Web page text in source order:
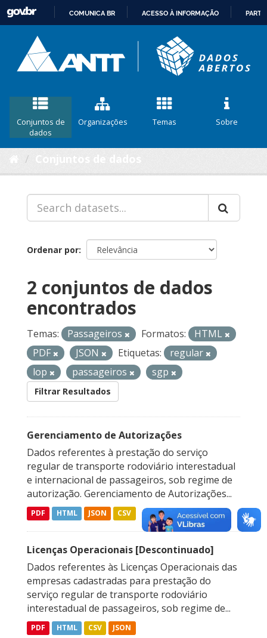
CONTEÚDO
COMUNICA BR ACESSO À INFORMAÇÃO
Conjuntos de
dados
Organizações Temas Sobre
Ordenar por
2 conjuntos de dados
encontrados
Temas: Passageiros Formatos:
HTML
PDF
JSON Etiquetas:
regular
lop
passageiros sgp
Filtrar Resultados
Gerenciamento de Autorizações
Dados referentes à prestação do serviço
regular de transporte rodoviário interestadual
e internacional de passageiros, sob regime de
autorização. Gerenciamento de Autorizações...
PDF HTML JSON CSV
Licenças Operacionais [Descontinuado]
Dados referentes às Licenças Operacionais das
empresas cadastradas para prestação do
serviço regular de transporte rodoviário
interestadual de passageiros, sob regime de...
PDF HTML CSV JSON